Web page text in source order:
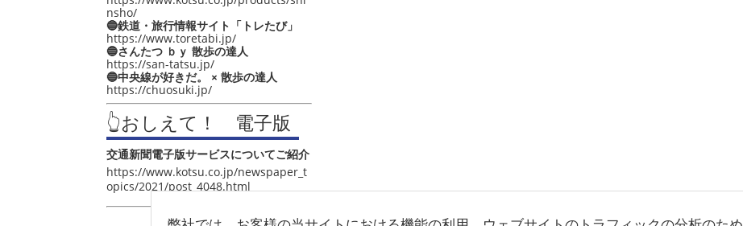
nsho/
🔵鉄道・旅行情報サイト「トレたび」
https://www.toretabi.jp/
🔵さんたつ ｂｙ 散歩の達人
https://san-tatsu.jp/
🔵中央線が好きだ。 × 散歩の達人
https://chuosuki.jp/
👆おしえて！ 電子版
交通新聞電子版サービスについてご紹介
https://www.kotsu.co.jp/newspaper_t
opics/2021/post_4048.html